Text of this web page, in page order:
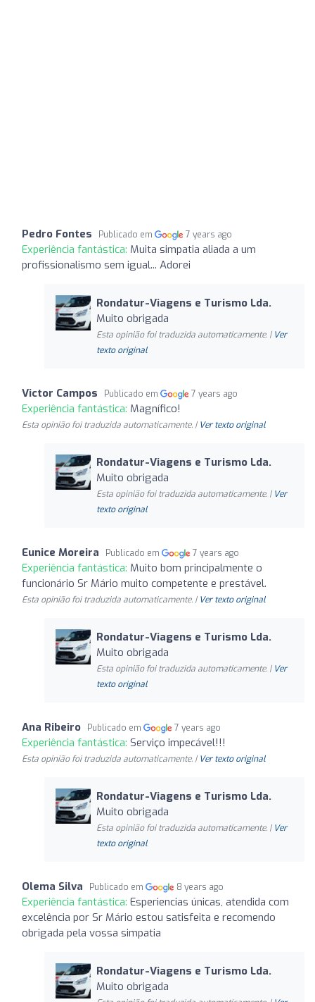
Pedro Fontes Publicado em 7 years ago
Experiência fantástica: Muita simpatia aliada a um
profissionalismo sem igual... Adorei
Rondatur-Viagens e Turismo Lda.
Muito obrigada
Esta opinião foi traduzida automaticamente. | Ver
texto original
Victor Campos Publicado em 7 years ago
Experiência fantástica: Magnífico!
Esta opinião foi traduzida automaticamente. | Ver texto original
Rondatur-Viagens e Turismo Lda.
Muito obrigada
Esta opinião foi traduzida automaticamente. | Ver
texto original
Eunice Moreira Publicado em 7 years ago
Experiência fantástica: Muito bom principalmente o
funcionário Sr Mário muito competente e prestável.
Esta opinião foi traduzida automaticamente. | Ver texto original
Rondatur-Viagens e Turismo Lda.
Muito obrigada
Esta opinião foi traduzida automaticamente. | Ver
texto original
Ana Ribeiro Publicado em 7 years ago
Experiência fantástica: Serviço impecável!!!
Esta opinião foi traduzida automaticamente. | Ver texto original
Rondatur-Viagens e Turismo Lda.
Muito obrigada
Esta opinião foi traduzida automaticamente. | Ver
texto original
Olema Silva Publicado em 8 years ago
Experiência fantástica: Esperiencias únicas, atendida com
excelência por Sr Mário estou satisfeita e recomendo
obrigada pela vossa simpatia
Rondatur-Viagens e Turismo Lda.
Muito obrigada